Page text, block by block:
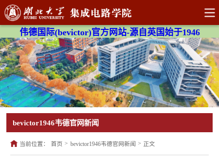
伟德国际(bevictor)官方网站-源自英国始于1946
bevictor1946韦德官网新闻
当前位置： 首页 > bevictor1946韦德官网新闻 > 正文